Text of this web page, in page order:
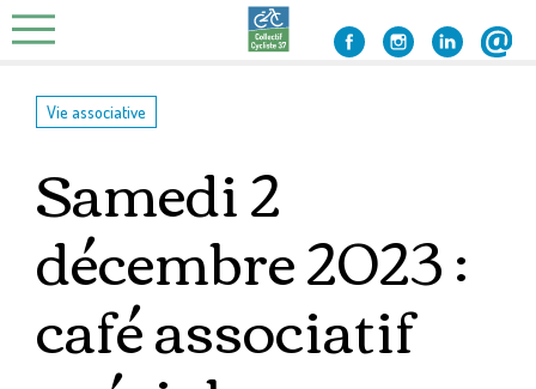
Skip
to
Vie associative
Samedi 2
décembre 2023 :
café associatif